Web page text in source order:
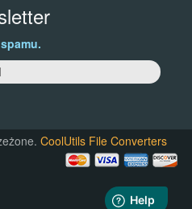
CoolUtils File Converters